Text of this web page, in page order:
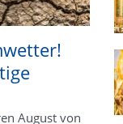
August von